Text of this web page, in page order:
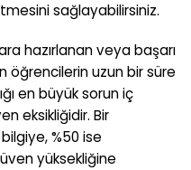
sağlayabilirsiniz.
hazırlanan veya başarı
öğrencilerin uzun bir süre
en büyük sorun iç
eksikliğidir. Bir
%50 ise
yüksekliğine